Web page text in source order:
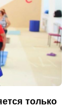
только